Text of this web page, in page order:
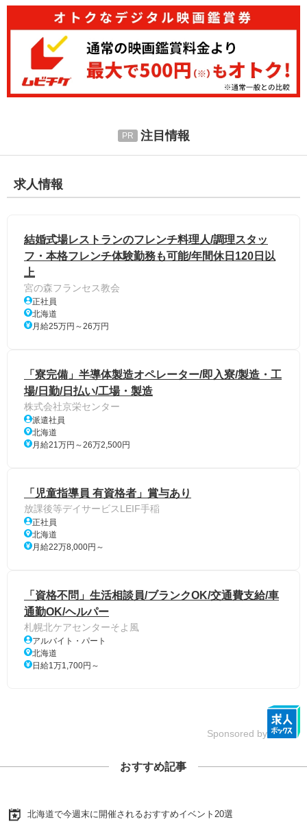
注目情報
求人情報
結婚式場レストランのフレンチ料理人/調理スタッ
フ・本格フレンチ体験勤務も可能/年間休日120日以
上
宮の森フランセス教会
正社員
北海道
月給25万円～26万円
「寮完備」半導体製造オペレーター/即入寮/製造・工
場/日勤/日払い/工場・製造
株式会社京栄センター
派遣社員
北海道
月給21万円～26万2,500円
「児童指導員 有資格者」賞与あり
放課後等デイサービスLEIF手稲
正社員
北海道
月給22万8,000円～
「資格不問」生活相談員/ブランクOK/交通費支給/車
通勤OK/ヘルパー
札幌北ケアセンターそよ風
アルバイト・パート
北海道
日給1万1,700円～
Sponsored by
おすすめ記事
北海道で今週末に開催されるおすすめイベント20選